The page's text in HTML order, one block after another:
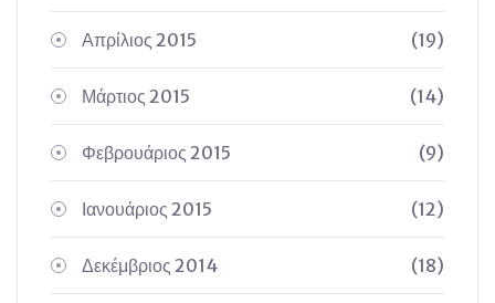
Απρίλιος 2015 (19)
Μάρτιος 2015 (14)
Φεβρουάριος 2015 (9)
Ιανουάριος 2015 (12)
Δεκέμβριος 2014 (18)